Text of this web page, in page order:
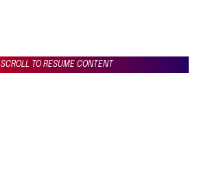
SCROLL TO RESUME CONTENT